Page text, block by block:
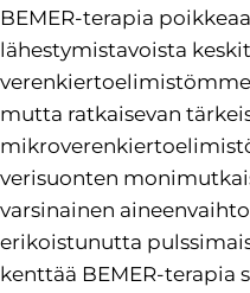
BEMER-terapia
lähestymistavoista
mutta ratkaisevan
verisuonten
varsinainen
erikoistunutta
kenttää BEMER-terapia